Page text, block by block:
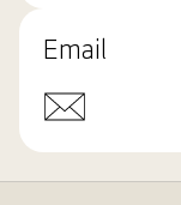
Email